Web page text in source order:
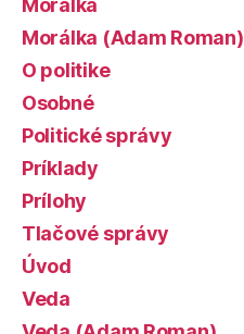
Morálka
Morálka (Adam Roman)
O politike
Osobné
Politické správy
Príklady
Prílohy
Tlačové správy
Úvod
Veda